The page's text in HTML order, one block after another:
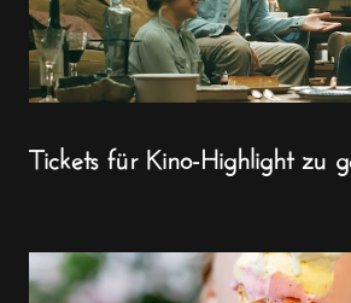
Tickets für Kino-Highlight zu